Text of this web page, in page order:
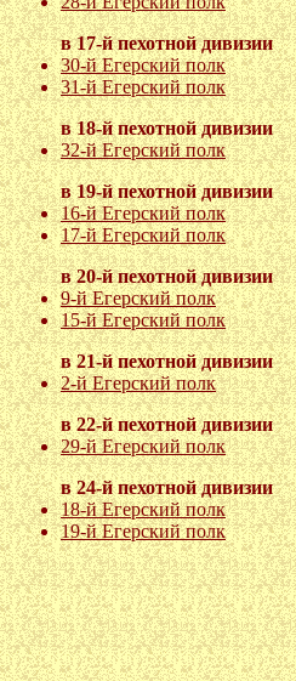
в 17-й пехотной дивизии
30-й Егерский полк
31-й Егерский полк
в 18-й пехотной дивизии
32-й Егерский полк
в 19-й пехотной дивизии
16-й Егерский полк
17-й Егерский полк
в 20-й пехотной дивизии
9-й Егерский полк
15-й Егерский полк
в 21-й пехотной дивизии
2-й Егерский полк
в 22-й пехотной дивизии
29-й Егерский полк
в 24-й пехотной дивизии
18-й Егерский полк
19-й Егерский полк